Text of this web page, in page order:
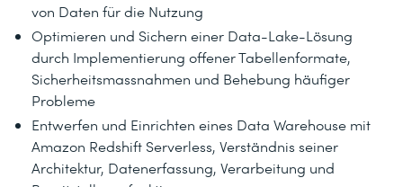
von Daten für die Nutzung
Optimieren und Sichern einer Data-Lake-Lösung
durch Implementierung offener Tabellenformate,
Sicherheitsmassnahmen und Behebung häufiger
Probleme
Entwerfen und Einrichten eines Data Warehouse mit
Amazon Redshift Serverless, Verständnis seiner
Architektur, Datenerfassung, Verarbeitung und